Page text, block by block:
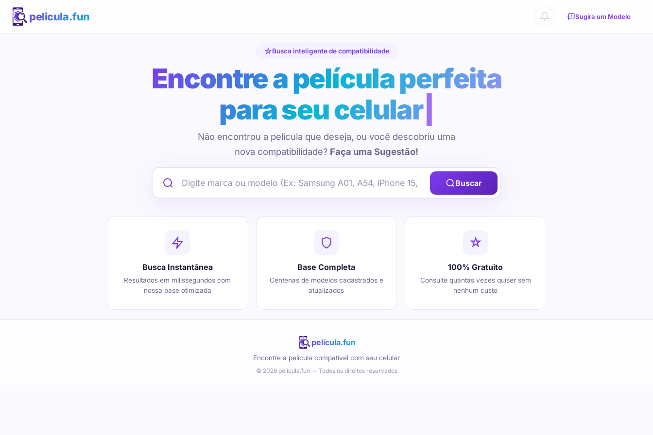
pelicula.fun Sugira um Modelo
Busca inteligente de compatibilidade
Encontre a película perfeita
para seu celular
Não encontrou a pelicula que deseja, ou você descobriu uma
nova compatibilidade? Faça uma Sugestão!
Buscar
Busca Instantânea
Resultados em milissegundos com
nossa base otimizada
Base Completa
Centenas de modelos cadastrados e
atualizados
100% Gratuito
Consulte quantas vezes quiser sem
nenhum custo
pelicula.fun
Encontre a película compatível com seu celular
© 2026 pelicula.fun — Todos os direitos reservados